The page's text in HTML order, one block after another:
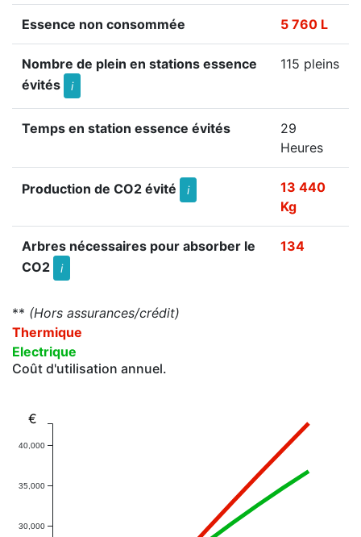
Essence non consommée 5 760 L
Nombre de plein en stations essence
évités
i
115 pleins
Temps en station essence évités
29
Heures
Production de CO2 évité i
13 440
Kg
Arbres nécessaires pour absorber le
CO2
i
134
** (Hors assurances/crédit)
Thermique
Electrique
Coût d'utilisation annuel.
30,000
35,000
40,000
€